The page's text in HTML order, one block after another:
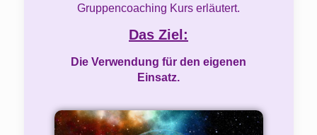
Gruppencoaching Kurs erläutert.
Das Ziel:
Die Verwendung für den eigenen
Einsatz.